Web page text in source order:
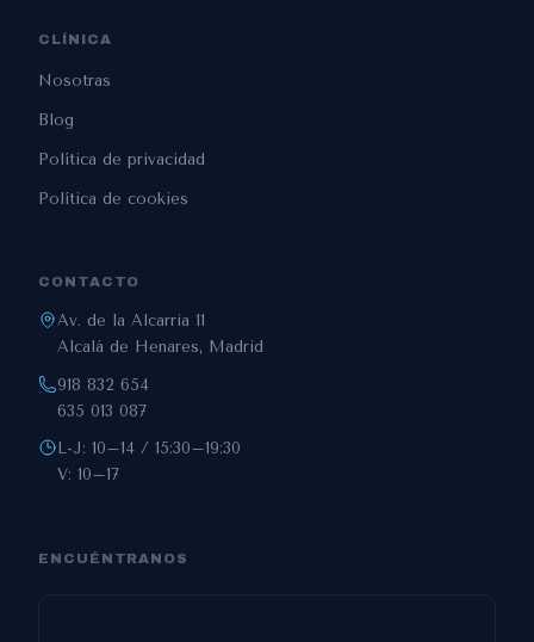
CLÍNICA
Nosotras
Blog
Política de privacidad
Política de cookies
CONTACTO
Av. de la Alcarria 11
Alcalá de Henares, Madrid
918 832 654
635 013 087
L-J: 10–14 / 15:30–19:30
V: 10–17
ENCUÉNTRANOS